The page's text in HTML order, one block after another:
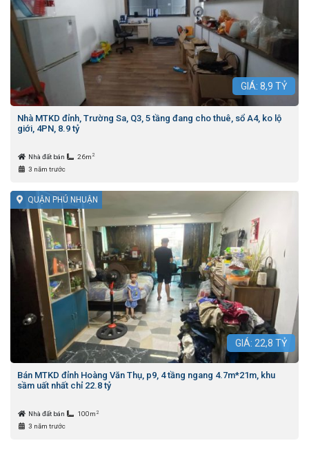
GIÁ: 8,9 TỶ
Nhà MTKD đỉnh, Trường Sa, Q3, 5 tầng đang cho thuê, sổ A4, ko lộ
giới, 4PN, 8.9 tỷ
Nhà đất bán 26m 2
3 năm trước
QUẬN PHÚ NHUẬN
GIÁ: 22,8 TỶ
Bán MTKD đỉnh Hoàng Văn Thụ, p9, 4 tầng ngang 4.7m*21m, khu
sầm uất nhất chỉ 22.8 tỷ
Nhà đất bán 100m 2
3 năm trước